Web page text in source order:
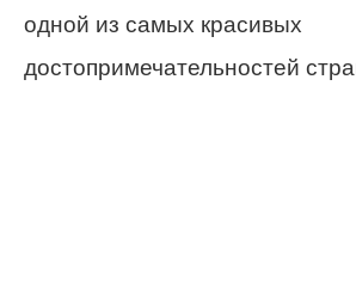
одной из самых красивых
достопримечательностей